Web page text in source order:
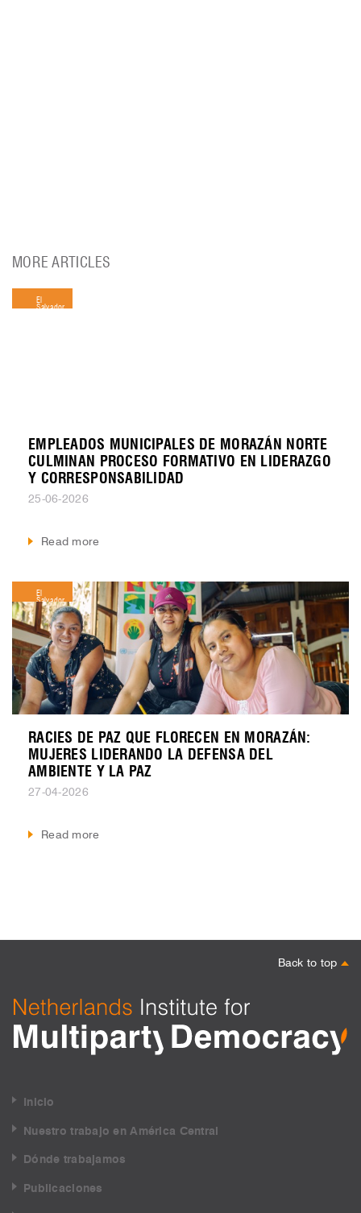
MORE ARTICLES
EMPLEADOS MUNICIPALES DE MORAZÁN NORTE
CULMINAN PROCESO FORMATIVO EN LIDERAZGO
Y CORRESPONSABILIDAD
25-06-2026
Read more
El
Salvador
RACIES DE PAZ QUE FLORECEN EN MORAZÁN:
MUJERES LIDERANDO LA DEFENSA DEL
AMBIENTE Y LA PAZ
27-04-2026
Read more
El
Salvador
Back to top
Inicio
Nuestro trabajo en América Central
Dónde trabajamos
Publicaciones